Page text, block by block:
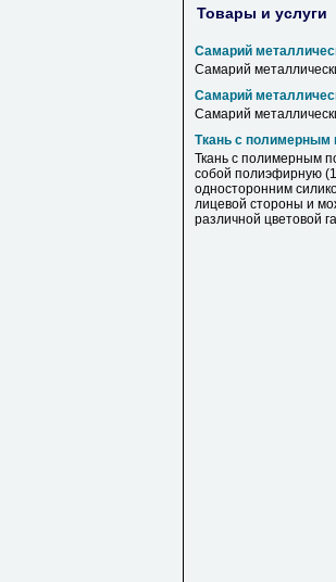
Товары и услуги
Самарий
Самарий
Самарий
Самарий
Ткань с полимерным
Ткань с полимерным
собой полиэфирную
односторонним
лицевой стороны и
различной цветовой